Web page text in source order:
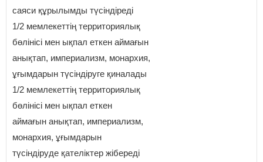
саяси құрылымды түсіндіреді
1/2 мемлекеттің территориялық
бөлінісі мен ықпал еткен аймағын
анықтап, империализм, монархия,
ұғымдарын түсіндіруге қиналады
1/2 мемлекеттің территориялық
бөлінісі мен ықпал еткен
аймағын анықтап, империализм,
монархия, ұғымдарын
түсіндіруде қателіктер жібереді